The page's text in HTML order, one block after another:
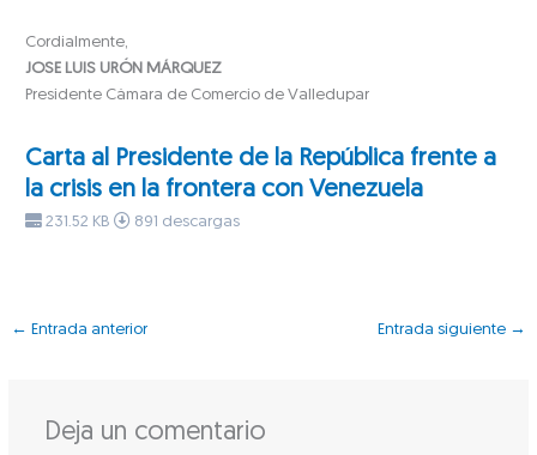
Cordialmente,
JOSE LUIS URÓN MÁRQUEZ
Presidente Cámara de Comercio de Valledupar
Carta al Presidente de la República frente a
la crisis en la frontera con Venezuela
231.52 KB 891 descargas
← Entrada anterior Entrada siguiente →
Deja un comentario